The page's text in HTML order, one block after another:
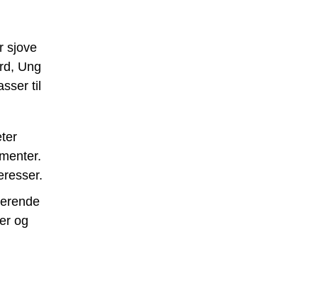
sjove
Ung
til
og